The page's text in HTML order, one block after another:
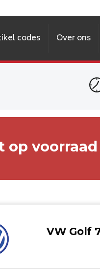
codes Over ons
voorraad
VW Golf